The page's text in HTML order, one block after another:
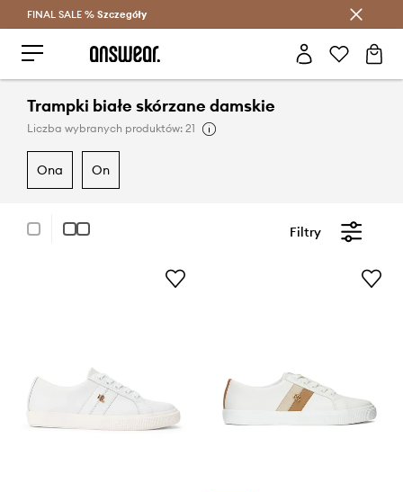
Oszczędzaj z Answear Club >
FINAL SALE % Szczegóły
Trampki białe skórzane damskie
Liczba wybranych produktów: 21
ona on
Filtry